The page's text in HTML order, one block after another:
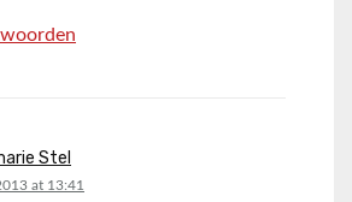
Stel
at 13:41